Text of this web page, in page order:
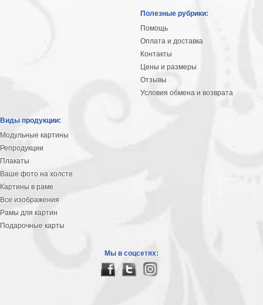
Полезные рубрики:
Помощь
Оплата и доставка
Контакты
Цены и размеры
Отзывы
Условия обмена и возврата
Виды продукции:
Модульные картины
Репродукции
Плакаты
Ваше фото на холсте
Картины в раме
Все изображения
Рамы для картин
Подарочные карты
Мы в соцсетях: